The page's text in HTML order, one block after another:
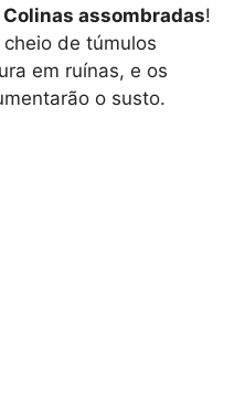
Colinas assombradas!
cheio de túmulos
em ruínas, e os
o susto.